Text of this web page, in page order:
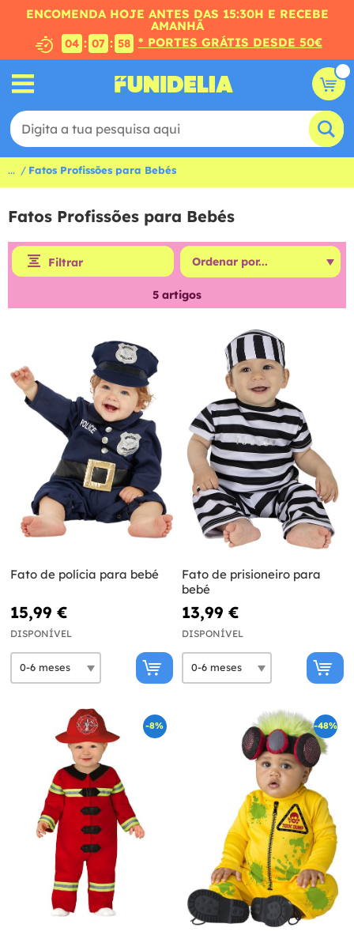
ENCOMENDA HOJE ANTES DAS 15:30H E RECEBE
AMANHÃ
04 : 07 : 58 * PORTES GRÁTIS DESDE 50€
... Fatos Profissões para Bebés
Fatos Profissões para Bebés
Filtrar
5 artigos
Fato de polícia para bebé
15,99 €
DISPONÍVEL
Fato de prisioneiro para
bebé
13,99 €
DISPONÍVEL
-8% -48%